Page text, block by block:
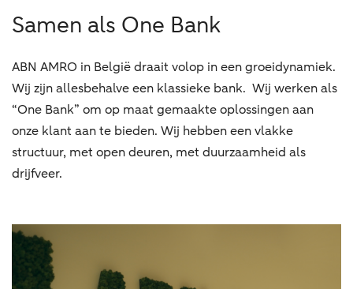
Samen als One Bank
ABN AMRO in België draait volop in een groeidynamiek.
Wij zijn allesbehalve een klassieke bank. Wij werken als
“One Bank” om op maat gemaakte oplossingen aan
onze klant aan te bieden. Wij hebben een vlakke
structuur, met open deuren, met duurzaamheid als
drijfveer.